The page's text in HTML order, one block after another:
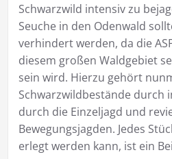
Schwarzwild intensiv zu
Seuche in den Odenwald
verhindert werden, da die
diesem großen Waldgebiet
sein wird. Hierzu gehört
Schwarzwildbestände durch
durch die Einzeljagd und
Bewegungsjagden. Jedes
erlegt werden kann, ist ein